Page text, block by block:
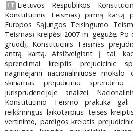
LT
Lietuvos Respublikos
Konstitucinis Teismas) pirmą kartą
Europos Sąjungos Teisingumo
Teismas) kreipėsi 2007 m. gegužę.
gruodį, Konstitucinis Teismas
antrą kartą. Atsižvelgiant į tai,
sprendimai kreiptis prejudicinio
nagrinėjami nacionaliniuose mokslo
skiriamas prejudicinio sprendimo
jurisprudencijoje analizei.
Konstitucinio Teismo praktika
reikšmingus laikotarpius: teisės
vertinimo, pareigos kreiptis